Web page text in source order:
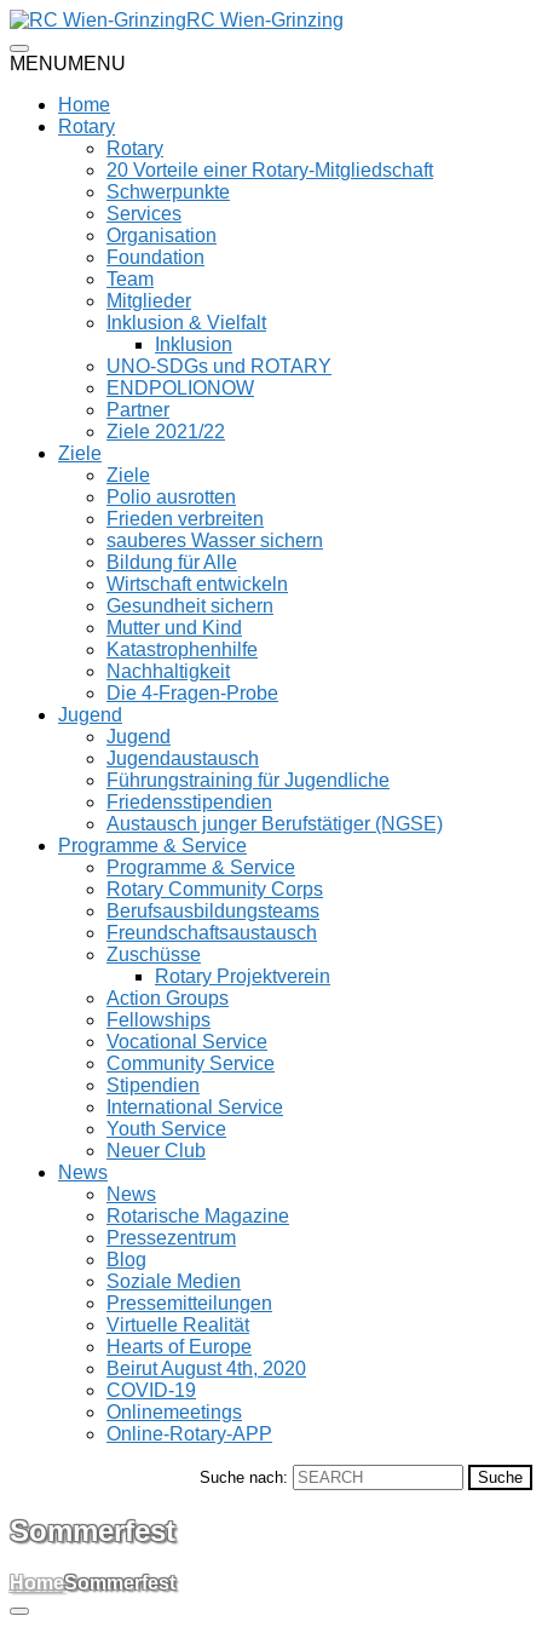
RC Wien-Grinzing
MENUMENU
Home
Rotary
Rotary
20 Vorteile einer Rotary-Mitgliedschaft
Schwerpunkte
Services
Organisation
Foundation
Team
Mitglieder
Inklusion & Vielfalt
Inklusion
UNO-SDGs und ROTARY
ENDPOLIONOW
Partner
Ziele 2021/22
Ziele
Ziele
Polio ausrotten
Frieden verbreiten
sauberes Wasser sichern
Bildung für Alle
Wirtschaft entwickeln
Gesundheit sichern
Mutter und Kind
Katastrophenhilfe
Nachhaltigkeit
Die 4-Fragen-Probe
Jugend
Jugend
Jugendaustausch
Führungstraining für Jugendliche
Friedensstipendien
Austausch junger Berufstätiger (NGSE)
Programme & Service
Programme & Service
Rotary Community Corps
Berufsausbildungsteams
Freundschaftsaustausch
Zuschüsse
Rotary Projektverein
Action Groups
Fellowships
Vocational Service
Community Service
Stipendien
International Service
Youth Service
Neuer Club
News
News
Rotarische Magazine
Pressezentrum
Blog
Soziale Medien
Pressemitteilungen
Virtuelle Realität
Hearts of Europe
Beirut August 4th, 2020
COVID-19
Onlinemeetings
Online-Rotary-APP
Suche nach:
Sommerfest
HomeSommerfest